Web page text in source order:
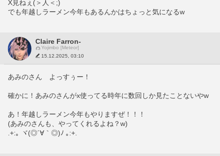
X見ねぇ(＞人＜;)
でも年越しラーメン今年もあるんかはちょっと気になるw
Claire Farron-
Yojimbo [Meteor]
15.12.2025, 03:10
あみのさん　よっすぅー！
確かに！あみのさんがx使ってる時年に数回しか見たことないやw
あ！年越しラーメン今年もやりますぜ！！！
(あみのさんも、やってくれるよね？w)
.+:｡ ヾ(◎´∀｀◎)ﾉ ｡:+.